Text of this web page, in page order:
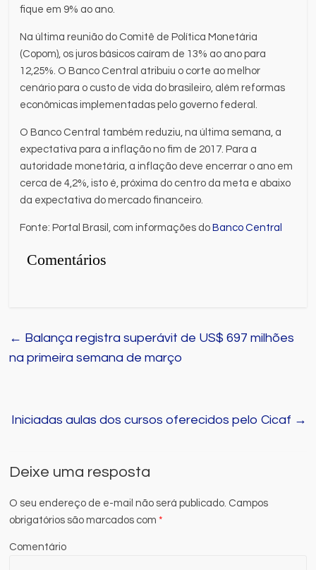
fique em 9% ao ano.
Na última reunião do Comitê de Política Monetária
(Copom), os juros básicos caíram de 13% ao ano para
12,25%. O Banco Central atribuiu o corte ao melhor
cenário para o custo de vida do brasileiro, além reformas
econômicas implementadas pelo governo federal.
O Banco Central também reduziu, na última semana, a
expectativa para a inflação no fim de 2017. Para a
autoridade monetária, a inflação deve encerrar o ano em
cerca de 4,2%, isto é, próxima do centro da meta e abaixo
da expectativa do mercado financeiro.
Fonte: Portal Brasil, com informações doBanco Central
Comentários
← Balança registra superávit de US$ 697 milhões
na primeira semana de março
Iniciadas aulas dos cursos oferecidos pelo Cicaf →
Deixe uma resposta
O seu endereço de e-mail não será publicado. Campos
obrigatórios são marcados com*
Comentário